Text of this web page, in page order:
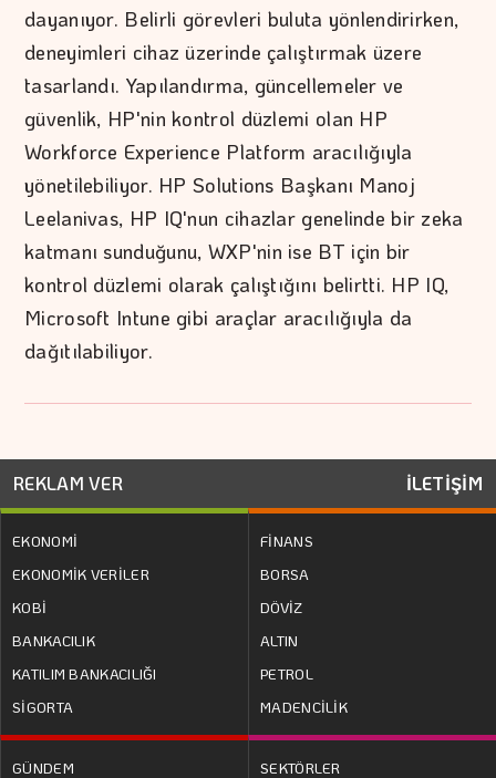
dayanıyor. Belirli görevleri buluta yönlendirirken,
deneyimleri cihaz üzerinde çalıştırmak üzere
tasarlandı. Yapılandırma, güncellemeler ve
güvenlik, HP'nin kontrol düzlemi olan HP
Workforce Experience Platform aracılığıyla
yönetilebiliyor. HP Solutions Başkanı Manoj
Leelanivas, HP IQ'nun cihazlar genelinde bir zeka
katmanı sunduğunu, WXP'nin ise BT için bir
kontrol düzlemi olarak çalıştığını belirtti. HP IQ,
Microsoft Intune gibi araçlar aracılığıyla da
dağıtılabiliyor.
REKLAM VER İLETİŞİM
EKONOMİ
EKONOMİK VERİLER
KOBİ
BANKACILIK
KATILIM BANKACILIĞI
SİGORTA
FİNANS
BORSA
DÖVİZ
ALTIN
PETROL
MADENCİLİK
GÜNDEM
SEKTÖRLER